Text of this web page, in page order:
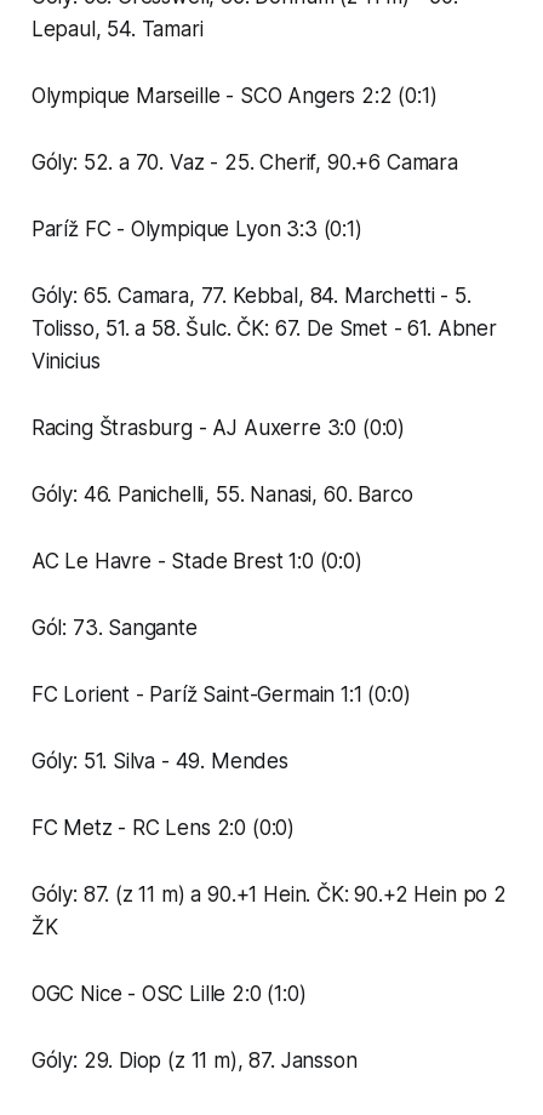
Lepaul, 54. Tamari
Olympique Marseille - SCO Angers 2:2 (0:1)
Góly: 52. a 70. Vaz - 25. Cherif, 90.+6 Camara
Paríž FC - Olympique Lyon 3:3 (0:1)
Góly: 65. Camara, 77. Kebbal, 84. Marchetti - 5.
Tolisso, 51. a 58. Šulc. ČK: 67. De Smet - 61. Abner
Vinicius
Racing Štrasburg - AJ Auxerre 3:0 (0:0)
Góly: 46. Panichelli, 55. Nanasi, 60. Barco
AC Le Havre - Stade Brest 1:0 (0:0)
Gól: 73. Sangante
FC Lorient - Paríž Saint-Germain 1:1 (0:0)
Góly: 51. Silva - 49. Mendes
FC Metz - RC Lens 2:0 (0:0)
Góly: 87. (z 11 m) a 90.+1 Hein. ČK: 90.+2 Hein po 2
ŽK
OGC Nice - OSC Lille 2:0 (1:0)
Góly: 29. Diop (z 11 m), 87. Jansson